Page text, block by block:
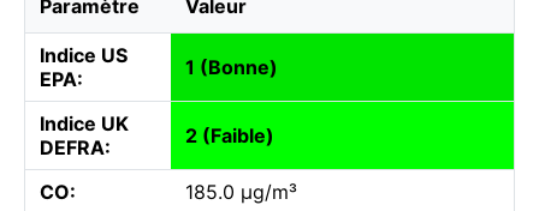
Paramètre Valeur
Indice US
EPA:
1 (Bonne)
Indice UK
DEFRA:
2 (Faible)
CO:
185.0 µg/m³